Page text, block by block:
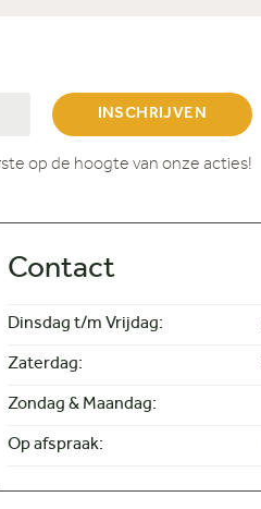
INSCHRIJVEN
op de hoogte van onze acties!
Contact
Dinsdag t/m Vrijdag:
Zaterdag:
Zondag & Maandag:
Op afspraak: